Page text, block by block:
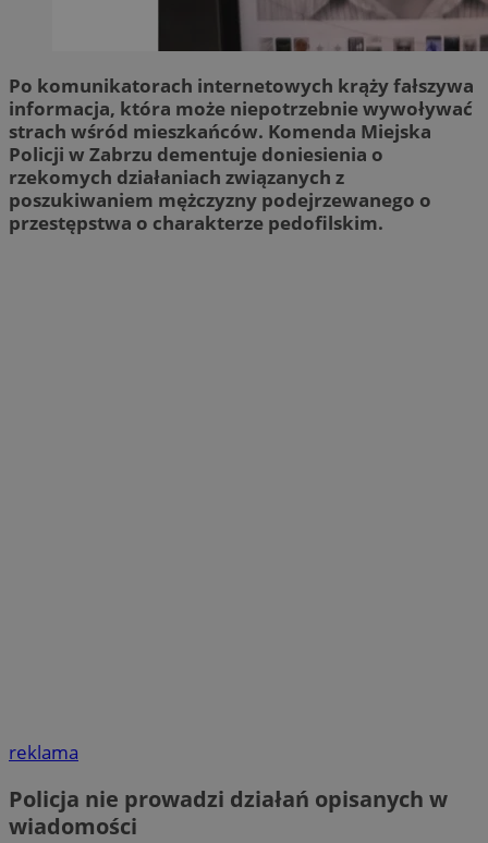
Po komunikatorach internetowych krąży fałszywa
informacja, która może niepotrzebnie wywoływać
strach wśród mieszkańców. Komenda Miejska
Policji w Zabrzu dementuje doniesienia o
rzekomych działaniach związanych z
poszukiwaniem mężczyzny podejrzewanego o
przestępstwa o charakterze pedofilskim.
reklama
Policja nie prowadzi działań opisanych w
wiadomości